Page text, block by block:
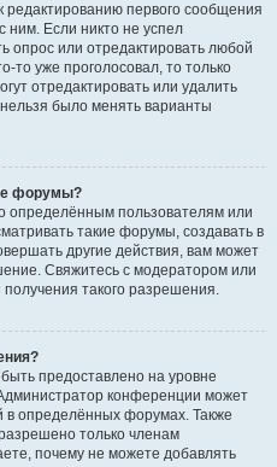
редактированию первого сообщения
ним. Если никто не успел
опрос или отредактировать любой
то уже проголосовал, то только
отредактировать или удалить
было менять варианты
форумы?
определённым пользователям или
такие форумы, создавать в
другие действия, вам может
Свяжитесь с модератором или
такого разрешения.
предоставлено на уровне
конференции может
определённых форумах. Также
только членам
почему не можете добавлять